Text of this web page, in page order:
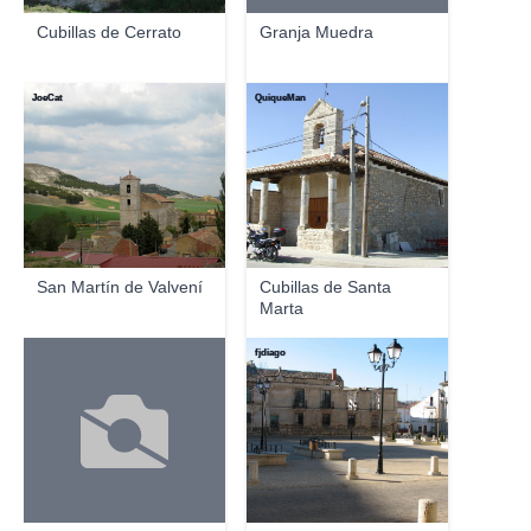
Cubillas de Cerrato Granja Muedra
San Martín de Valvení
JoeCat
Cubillas de Santa
Marta
QuiqueMan
fjdiago